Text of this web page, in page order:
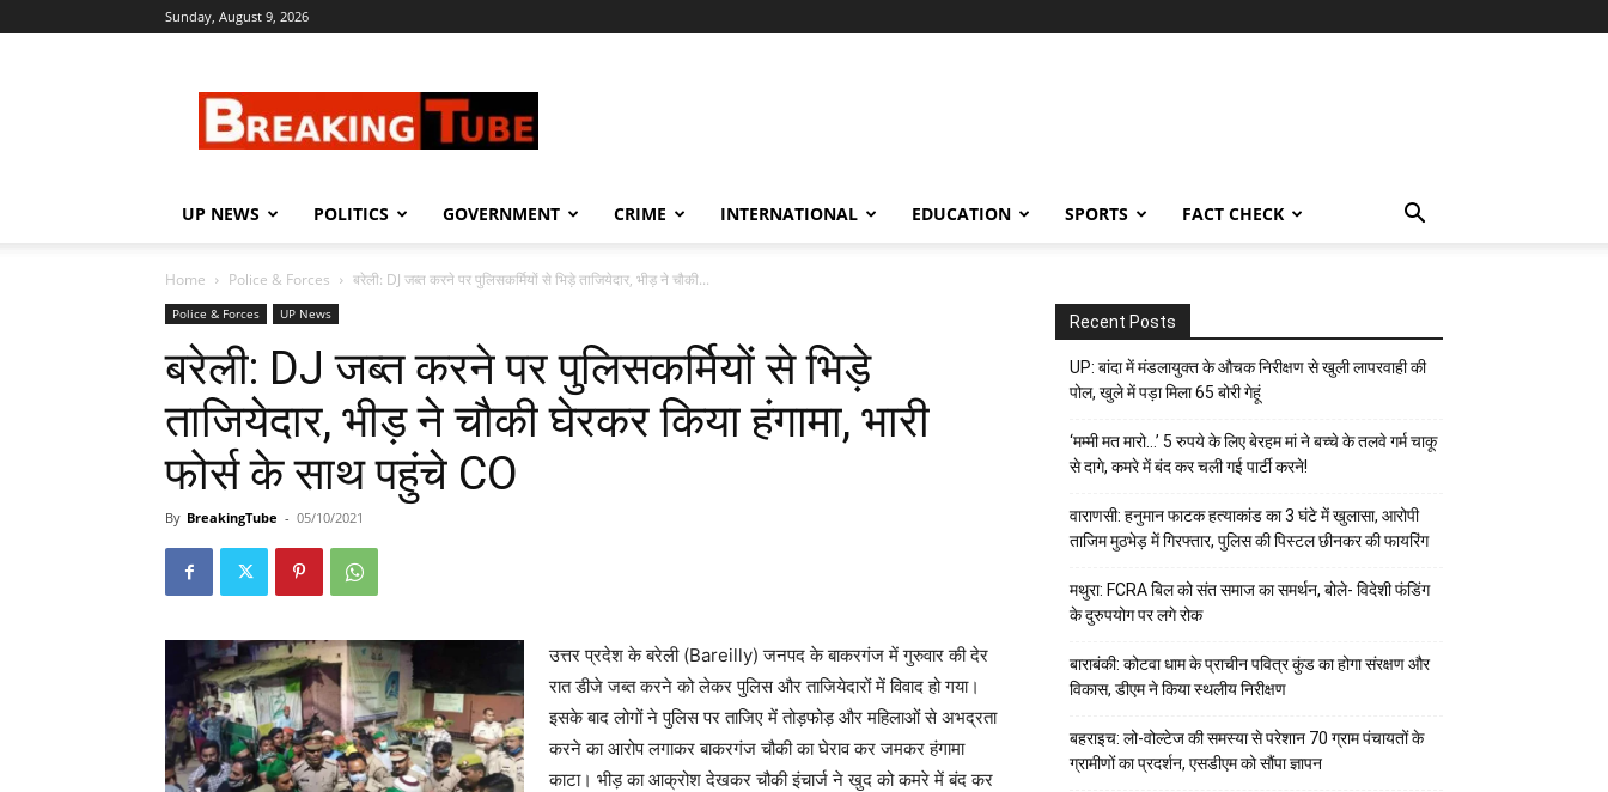
Sunday, August 9, 2026
UP NEWS POLITICS GOVERNMENT CRIME INTERNATIONAL EDUCATION SPORTS FACT CHECK
Home Police & Forces बरेली: DJ जब्त करने पर पुलिसकर्मियों से भिड़े ताजियेदार, भीड़ ने चौकी...
Police & Forces UP News
बरेली: DJ जब्त करने पर पुलिसकर्मियों से भिड़े
ताजियेदार, भीड़ ने चौकी घेरकर किया हंगामा, भारी
फोर्स के साथ पहुंचे CO
By BreakingTube - 05/10/2021
उत्तर प्रदेश के बरेली (Bareilly) जनपद के बाकरगंज में गुरुवार की देर
रात डीजे जब्त करने को लेकर पुलिस और ताजियेदारों में विवाद हो गया।
इसके बाद लोगों ने पुलिस पर ताजिए में तोड़फोड़ और महिलाओं से अभद्रता
करने का आरोप लगाकर बाकरगंज चौकी का घेराव कर जमकर हंगामा
काटा। भीड़ का आक्रोश देखकर चौकी इंचार्ज ने खुद को कमरे में बंद कर
Recent Posts
UP: बांदा में मंडलायुक्त के औचक निरीक्षण से खुली लापरवाही की
पोल, खुले में पड़ा मिला 65 बोरी गेहूं
‘मम्मी मत मारो…’ 5 रुपये के लिए बेरहम मां ने बच्चे के तलवे गर्म चाकू
से दागे, कमरे में बंद कर चली गई पार्टी करने!
वाराणसी: हनुमान फाटक हत्याकांड का 3 घंटे में खुलासा, आरोपी
ताजिम मुठभेड़ में गिरफ्तार, पुलिस की पिस्टल छीनकर की फायरिंग
मथुरा: FCRA बिल को संत समाज का समर्थन, बोले- विदेशी फंडिंग
के दुरुपयोग पर लगे रोक
बाराबंकी: कोटवा धाम के प्राचीन पवित्र कुंड का होगा संरक्षण और
विकास, डीएम ने किया स्थलीय निरीक्षण
बहराइच: लो-वोल्टेज की समस्या से परेशान 70 ग्राम पंचायतों के
ग्रामीणों का प्रदर्शन, एसडीएम को सौंपा ज्ञापन